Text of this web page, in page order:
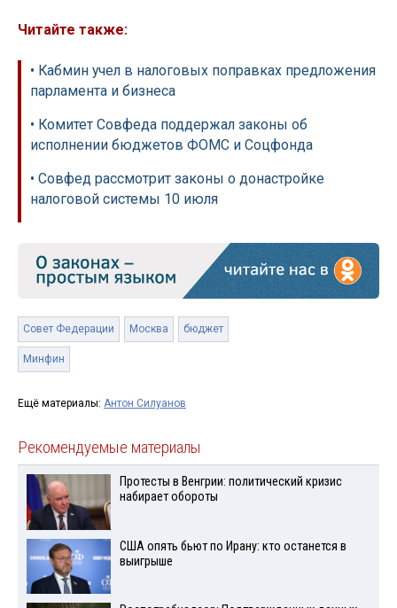
Читайте также:
• Кабмин учел в налоговых поправках предложения
парламента и бизнеса
• Комитет Совфеда поддержал законы об
исполнении бюджетов ФОМС и Соцфонда
• Совфед рассмотрит законы о донастройке
налоговой системы 10 июля
Совет Федерации Москва бюджет
Минфин
Ещё материалы: Антон Силуанов
Рекомендуемые материалы
Протесты в Венгрии: политический кризис
набирает обороты
США опять бьют по Ирану: кто останется в
выигрыше